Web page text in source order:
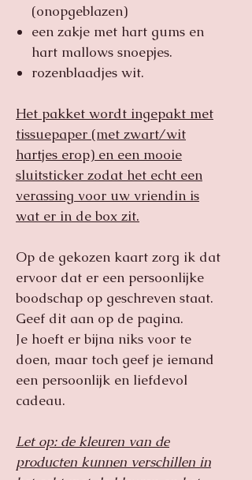
(onopgeblazen)
een zakje met hart gums en
hart mallows snoepjes.
rozenblaadjes wit.
Het pakket wordt ingepakt met
tissuepaper (met zwart/wit
hartjes erop) en een mooie
sluitsticker zodat het echt een
verassing voor uw vriendin is
wat er in de box zit.
Op de gekozen kaart zorg ik dat
ervoor dat er een persoonlijke
boodschap op geschreven staat.
Geef dit aan op de pagina.
Je hoeft er bijna niks voor te
doen, maar toch geef je iemand
een persoonlijk en liefdevol
cadeau.
Let op: de kleuren van de
producten kunnen verschillen in